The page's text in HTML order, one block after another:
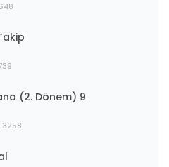
(2. Dönem) 9
3258